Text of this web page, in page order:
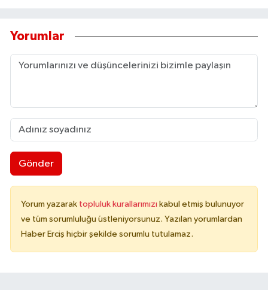
Yorumlar
Gönder
Yorum yazarak topluluk kurallarımızı kabul etmiş bulunuyor
ve tüm sorumluluğu üstleniyorsunuz. Yazılan yorumlardan
Haber Erciş hiçbir şekilde sorumlu tutulamaz.